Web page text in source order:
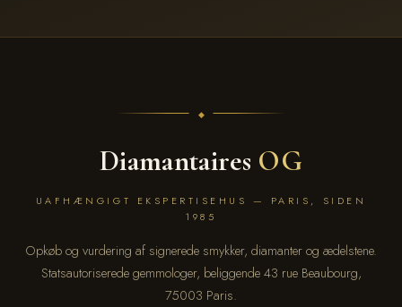
Diamantaires OG
UAFHÆNGIGT EKSPERTISEHUS — PARIS, SIDEN
1985
Opkøb og vurdering af signerede smykker, diamanter og ædelstene.
Statsautoriserede gemmologer, beliggende 43 rue Beaubourg,
75003 Paris.